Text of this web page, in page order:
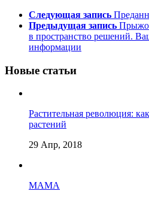
Следующая запись
Предыдущая запись
в пространство решений.
информации
Новые статьи
Растительная революция:
растений
29 Апр, 2018
МАМА